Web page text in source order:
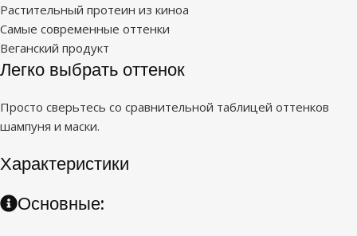
Растительный протеин из киноа
Самые современные оттенки
Веганский продукт
Легко выбрать оттенок
Просто сверьтесь со сравнительной таблицей оттенков
шампуня и маски.
Характеристики
Основные: